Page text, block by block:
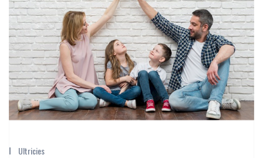
Ultricies